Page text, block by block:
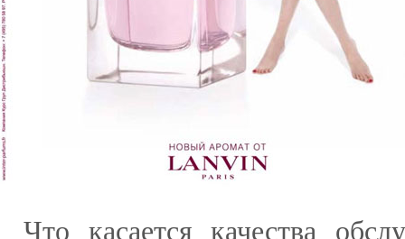
Что касается качества